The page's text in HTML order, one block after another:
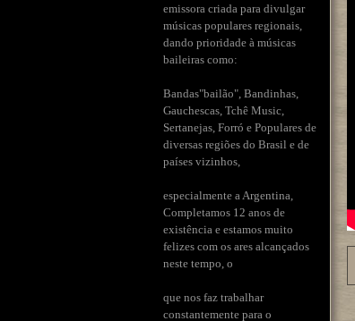
emissora criada para divulgar
músicas populares regionais,
dando prioridade à músicas
baileiras como:
Bandas"bailão", Bandinhas,
Gauchescas, Tchê Music,
Sertanejas, Forró e Populares de
diversas regiões do Brasil e de
países vizinhos,
especialmente a Argentina,
Completamos 12 anos de
existência e estamos muito
felizes com os ares alcançados
neste tempo, o
que nos faz trabalhar
constantemente para o